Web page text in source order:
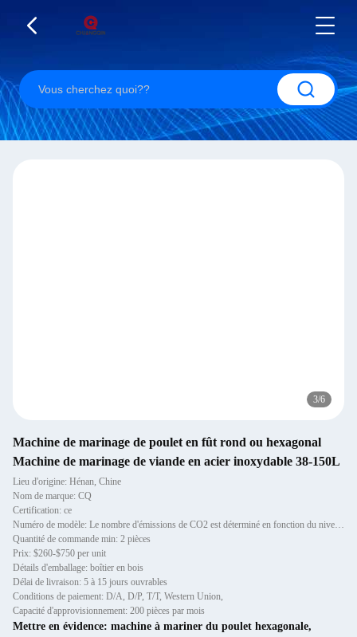
3/6
Machine de marinage de poulet en fût rond ou hexagonal
Machine de marinage de viande en acier inoxydable 38-150L
Lieu d'origine: Hénan, Chine
Nom de marque: CQ
Certification: ce
Numéro de modèle: Le nombre d'émissions de CO2 est déterminé en fonction du niveau de CO2 dans le sol.
Quantité de commande min: 2 pièces
Prix: $260-$750 per unit
Détails d'emballage: boîtier en bois
Délai de livraison: 5 à 15 jours ouvrables
Conditions de paiement: D/A, D/P, T/T, Western Union,
Capacité d'approvisionnement: 200 pièces par mois
Mettre en évidence: machine à mariner du poulet hexagonale,